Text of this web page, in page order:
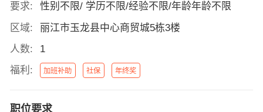
要求:
性别不限/ 学历不限/经验不限/年龄年龄不限
区域:
丽江市玉龙县中心商贸城5栋3楼
人数:
1
福利:
加班补助 社保 年终奖
职位要求